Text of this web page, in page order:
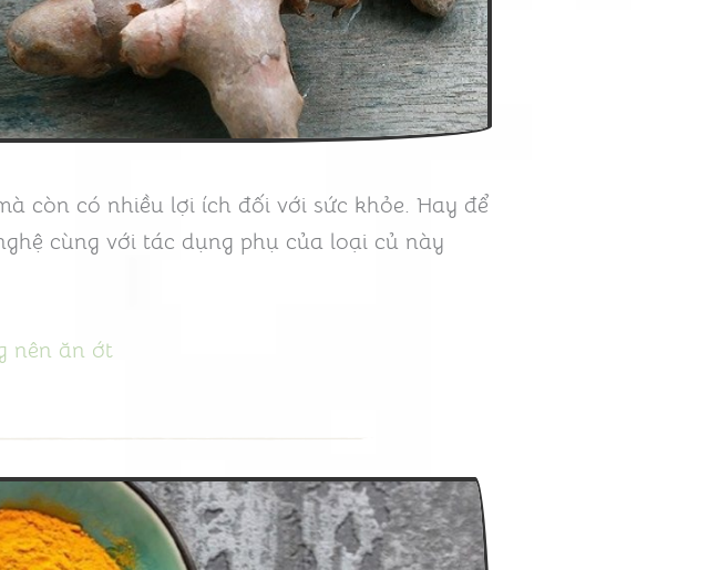
còn có nhiều lợi ích đối với sức khỏe. Hay để
cùng với tác dụng phụ của loại củ này
nên ăn ớt